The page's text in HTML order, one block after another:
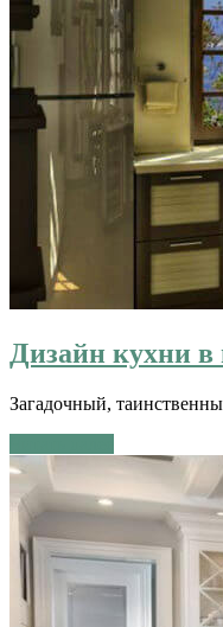
Дизайн кухни в
Загадочный,